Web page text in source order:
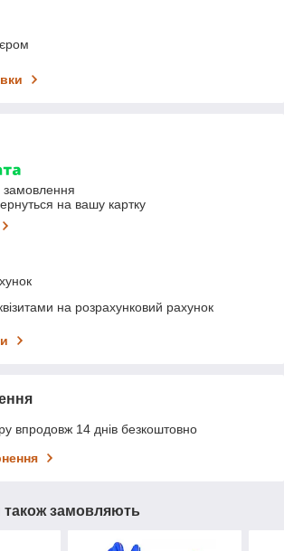
замовлення
на вашу картку
на розрахунковий рахунок
впродовж 14 днів безкоштовно
замовляють